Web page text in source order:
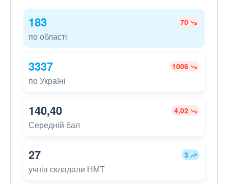
183 70
по області
3337 1006
по Україні
140,40 4,02
Середній бал
27 3
учнів складали НМТ